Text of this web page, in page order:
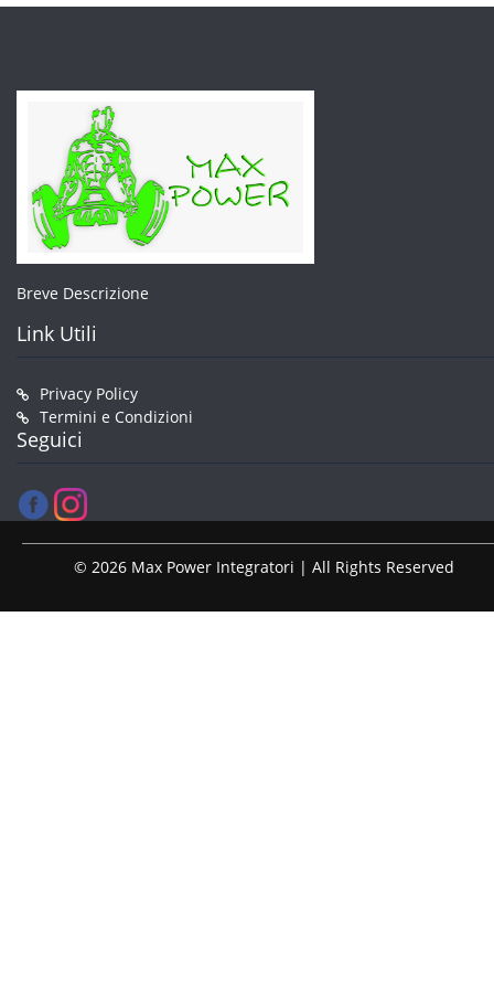
pagina
Breve Descrizione
Link Utili
Privacy Policy
Termini e Condizioni
Seguici
© 2026 Max Power Integratori | All Rights Reserved